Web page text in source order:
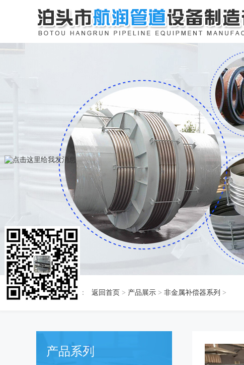
当前位置： 返回首页 > 产品展示 > 非金属补偿器系列 >
产品系列